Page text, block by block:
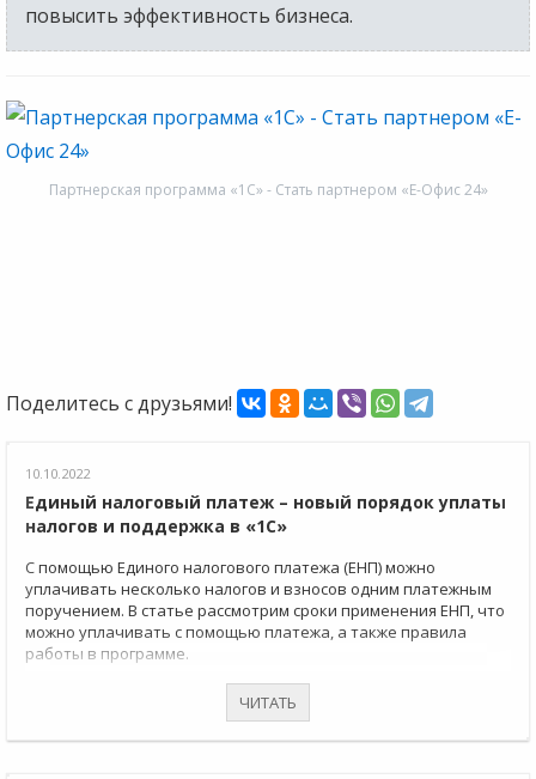
повысить эффективность бизнеса.
Партнерская программа «1С» - Стать партнером «Е-Офис 24»
Поделитесь с друзьями!
10.10.2022
Единый налоговый платеж – новый порядок уплаты
налогов и поддержка в «1С»
С помощью Единого налогового платежа (ЕНП) можно
уплачивать несколько налогов и взносов одним платежным
поручением. В статье рассмотрим сроки применения ЕНП, что
можно уплачивать с помощью платежа, а также правила
работы в программе.
ЧИТАТЬ